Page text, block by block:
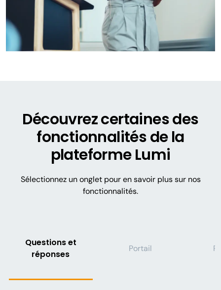
Découvrez certaines des
fonctionnalités de la
plateforme Lumi
Sélectionnez un onglet pour en savoir plus sur nos
fonctionnalités.
Questions et
réponses
Portail